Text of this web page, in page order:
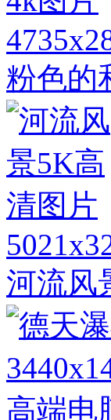
粉色的
河流风